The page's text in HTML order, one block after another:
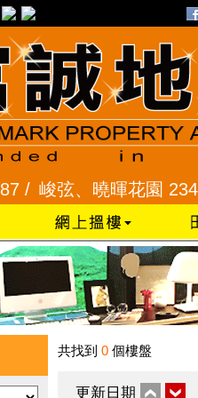
峻弦、曉暉花園 2345
共找到 0 個樓盤
更新日期